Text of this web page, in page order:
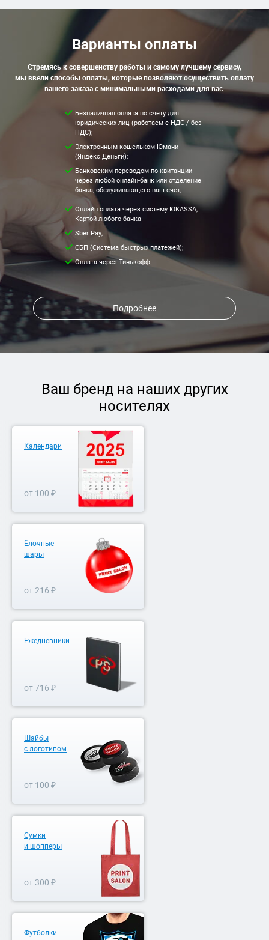
Варианты оплаты
Стремясь к совершенству работы и самому лучшему сервису,
мы ввели способы оплаты, которые позволяют осуществить оплату
вашего заказа с минимальными расходами для вас.
Безналичная оплата по счету для
юридических лиц (работаем с НДС / без
НДС);
Электронным кошельком Юмани
(Яндекс.Деньги);
Банковским переводом по квитанции
через любой онлайн-банк или отделение
банка, обслуживающего ваш счет;
Онлайн оплата через систему ЮKASSA;
Картой любого банка
Sber Pay;
СБП (Система быстрых платежей);
Оплата через Тинькофф.
Подробнее
Ваш бренд на наших других
носителях
Календари
от 100 ₽
Ёлочные
шары
от 216 ₽
Ежедневники
от 716 ₽
Шайбы
с логотипом
от 100 ₽
Сумки
и шопперы
от 300 ₽
Футболки